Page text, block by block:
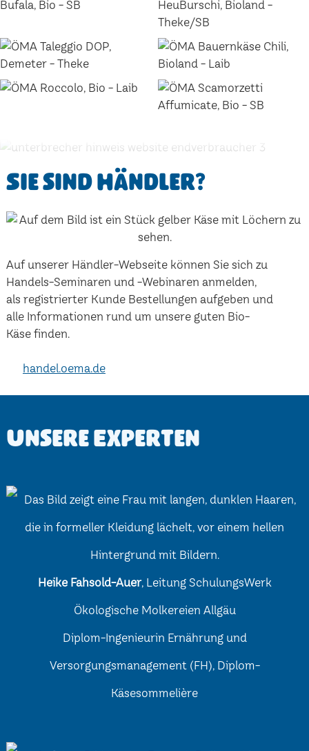
Sie sind Händler?
Auf unserer Händler-Webseite können Sie sich zu
Handels-Seminaren und -Webinaren anmelden,
als registrierter Kunde Bestellungen aufgeben und
alle Informationen rund um unsere guten Bio-
Käse finden.
handel.oema.de
Unsere Experten
Heike Fahsold-Auer, Leitung SchulungsWerk
Ökologische Molkereien Allgäu
Diplom-Ingenieurin Ernährung und
Versorgungsmanagement (FH), Diplom-
Käsesommelière